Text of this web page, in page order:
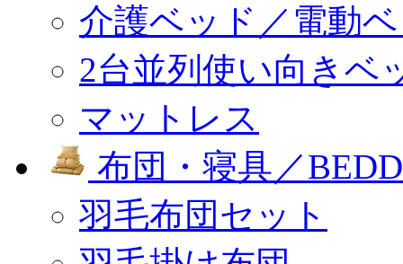
介護ベッド／電動
2台並列使い向きベ
マットレス
布団・寝具／
羽毛布団セット